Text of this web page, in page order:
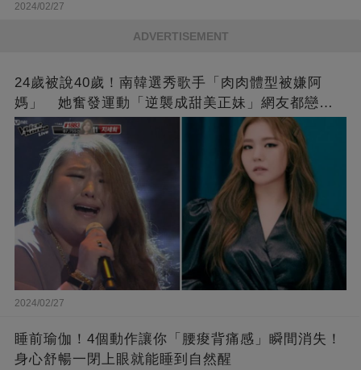
2024/02/27
ADVERTISEMENT
24歲被說40歲！南韓選秀歌手「肉肉體型被嫌阿
媽」 她奮發運動「逆襲成甜美正妹」網友都戀愛
了❤
2024/02/27
睡前瑜伽！4個動作讓你「腰痠背痛感」瞬間消失！
身心舒暢一閉上眼就能睡到自然醒